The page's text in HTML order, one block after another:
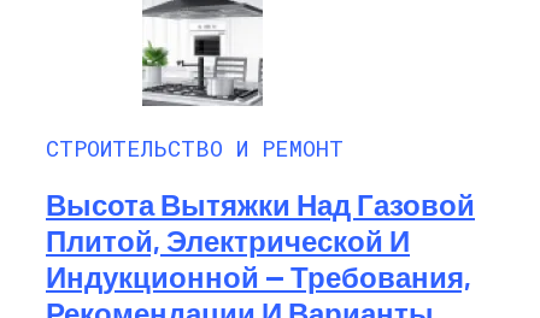
СТРОИТЕЛЬСТВО И РЕМОНТ
Высота Вытяжки Над Газовой
Плитой, Электрической И
Индукционной — Требования,